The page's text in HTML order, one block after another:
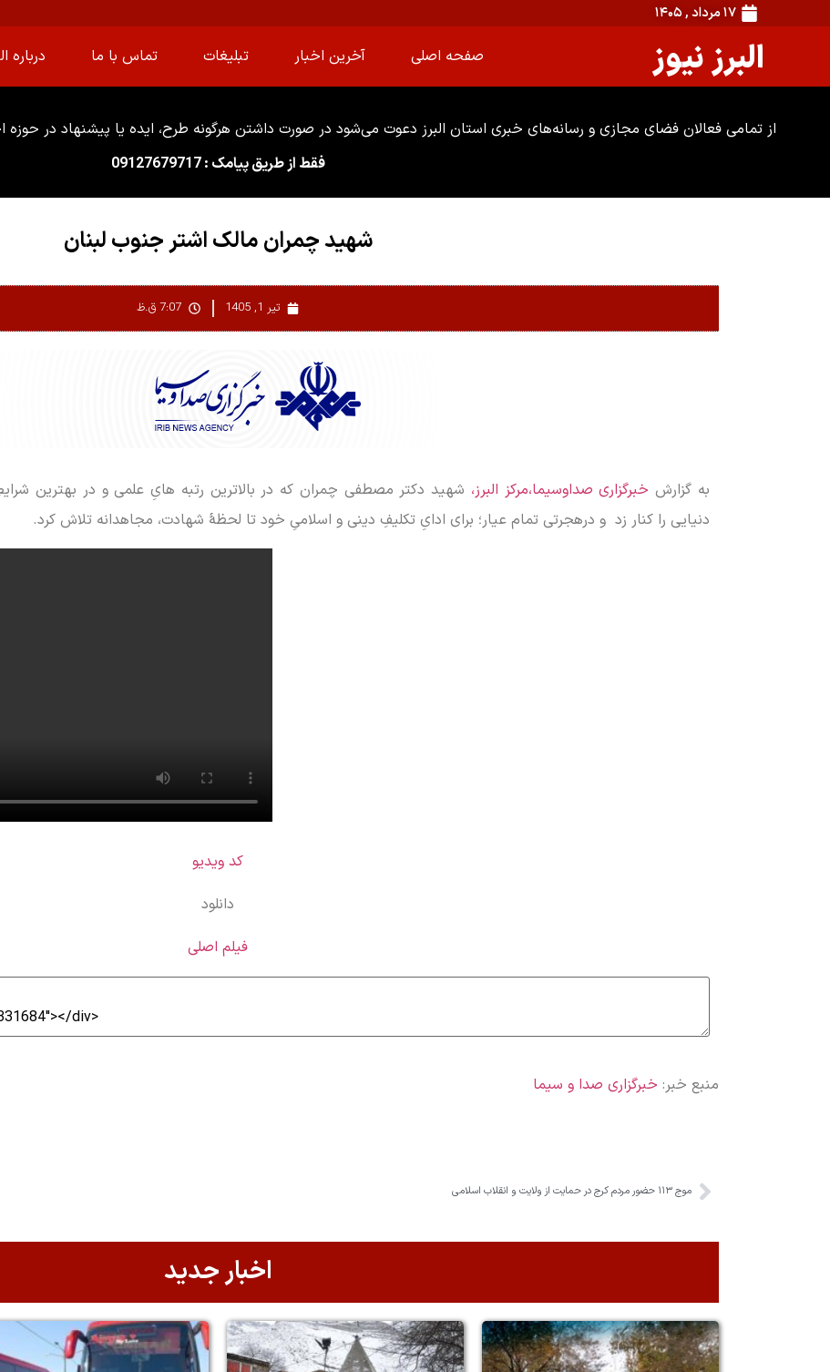
۱۷ مرداد , ۱۴۰۵
البرز نیوز صفحه اصلی آخرین اخبار تبلیغات تماس با ما درباره
از تمامی فعالان فضای مجازی و رسانه‌های خبری استان البرز دعوت می‌شود در صورت داشتن هرگونه طرح، ایده یا پیشنهاد در حوزه
فقط از طریق پیامک : 09127679717
شهید چمران مالک اشتر جنوب لبنان
تیر 1, 1405 7:07 ق.ظ
به گزارش خبرگزاری صداوسیما،مرکز البرز، شهید دکتر مصطفی چمران که در بالاترین رتبه هایِ علمی و در بهترین
دنیایی را کنار زد و درهجرتی تمام عیار؛ برای ادایِ تکلیفِ دینی و اسلامیِ خود تا لحظۀ شهادت، مجاهدانه تلاش کرد.
کد ویدیو
دانلود
فیلم اصلی
منبع خبر: خبرگزاری صدا و سیما
موج ۱۱۳ حضور مردم کرج در حمایت از ولایت و انقلاب اسلامی
اخبار جدید